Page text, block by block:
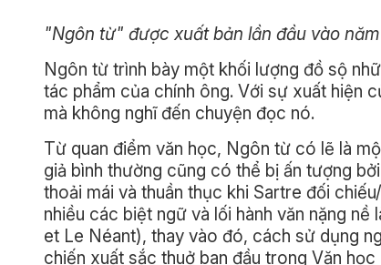
"Ngôn từ" được xuất bản lần đầu vào
Ngôn từ trình bày một khối lượng đồ sộ
tác phẩm của chính ông. Với sự xuất hiện
mà không nghĩ đến chuyện đọc nó.
Từ quan điểm văn học, Ngôn từ có lẽ là
giả bình thường cũng có thể bị ấn tượng
thoải mái và thuần thục khi Sartre đối
nhiều các biệt ngữ và lối hành văn nặng
et Le Néant), thay vào đó, cách sử dụng
chiến xuất sắc thuở ban đầu trong Văn